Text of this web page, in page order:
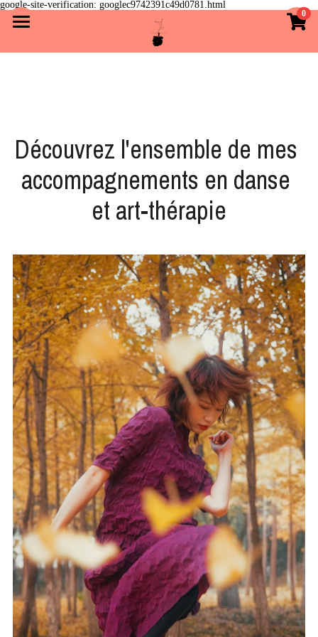
google-site-verification: googlec9742391c49d0781.html
0
Cours de danse
Formation
Inscriptions
Contact
En savoir plus
Partenariats
Photos
Découvrez l'ensemble de mes
accompagnements en danse
et art-thérapie
×
LES CATÉGORIES DE LA BOUTIQUE